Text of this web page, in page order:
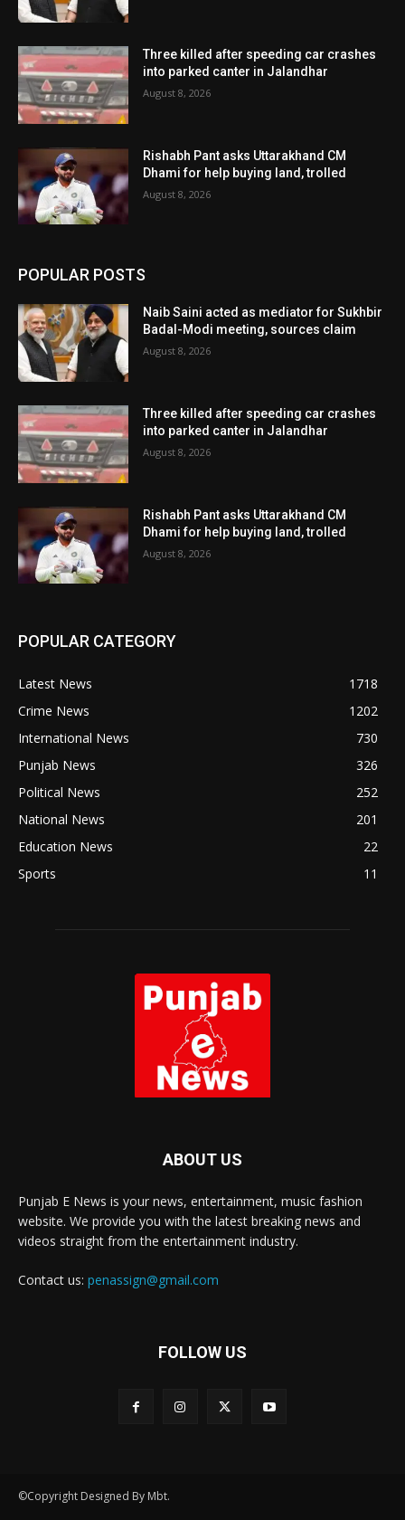
Three killed after speeding car crashes
into parked canter in Jalandhar
August 8, 2026
Rishabh Pant asks Uttarakhand CM
Dhami for help buying land, trolled
August 8, 2026
POPULAR POSTS
Naib Saini acted as mediator for Sukhbir
Badal-Modi meeting, sources claim
August 8, 2026
Three killed after speeding car crashes
into parked canter in Jalandhar
August 8, 2026
Rishabh Pant asks Uttarakhand CM
Dhami for help buying land, trolled
August 8, 2026
POPULAR CATEGORY
Latest News
1718
Crime News
1202
International News
730
Punjab News
326
Political News
252
National News
201
Education News
22
Sports
11
ABOUT US
Punjab E News is your news, entertainment, music fashion
website. We provide you with the latest breaking news and
videos straight from the entertainment industry.
Contact us: penassign@gmail.com
FOLLOW US
©Copyright Designed By Mbt.